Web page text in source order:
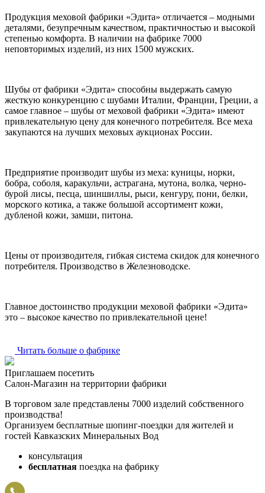
Продукция меховой фабрики «Эдита» отличается – модными
деталями, безупречным качеством, практичностью и высокой
степенью комфорта. В наличии на фабрике 7000
неповторимых изделий, из них 1500 мужских.
Шубы от фабрики «Эдита» способны выдержать самую
жесткую конкуренцию с шубами Италии, Франции, Греции, а
самое главное – шубы от меховой фабрики «Эдита» имеют
привлекательную цену для конечного потребителя. Все меха
закупаются на лучших меховых аукционах России.
Предприятие производит шубы из меха: куницы, норки,
бобра, соболя, каракульчи, астрагана, мутона, волка, черно-
бурой лисы, песца, шиншиллы, рыси, кенгуру, пони, белки,
морского котика, а также большой ассортимент кожи,
дубленой кожи, замши, питона.
Цены от производителя, гибкая система скидок для конечного
потребителя. Производство в Железноводске.
Главное достоинство продукции меховой фабрики «Эдита»
это – высокое качество по привлекательной цене!
Читать больше о фабрике
Приглашаем посетить
Салон-Магазин на территории фабрики
В торговом зале представлены 7000 изделий собственного
производства!
Организуем бесплатные шопинг-поездки для жителей и
гостей Кавказских Минеральных Вод
консультация
бесплатная поездка на фабрику